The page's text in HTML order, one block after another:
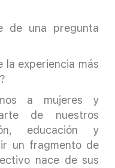
de una pregunta
la experiencia más
a mujeres y
de nuestros
educación y
un fragmento de
nace de sus